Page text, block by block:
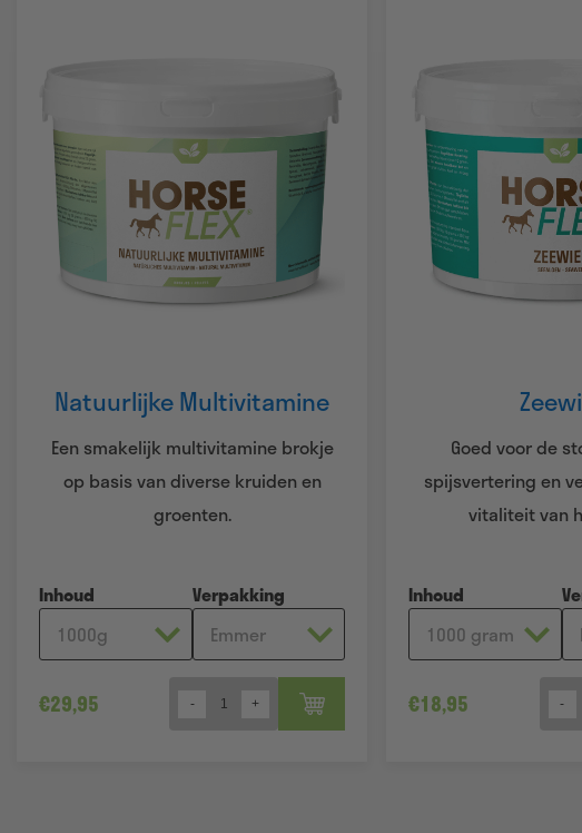
Natuurlijke Multivitamine
Een smakelijk multivitamine brokje
op basis van diverse kruiden en
groenten.
Inhoud Verpakking
€29,95 Quantity
Goed voor de
spijsvertering en
vitaliteit van
Inhoud
€18,95